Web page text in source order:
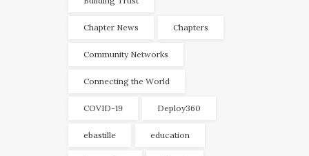
Chapter News Chapters
Community Networks
Connecting the World
COVID-19 Deploy360
ebastille education